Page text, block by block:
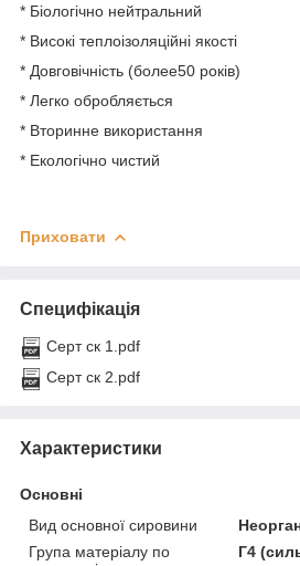
* Біологічно нейтральний
* Високі теплоізоляційні якості
* Довговічність (более50 років)
* Легко обробляється
* Вторинне використання
* Екологічно чистий
Приховати
Специфікація
Серт ск 1.pdf
Серт ск 2.pdf
Характеристики
Основні
Вид основної сировини
Група матеріалу по
Г4